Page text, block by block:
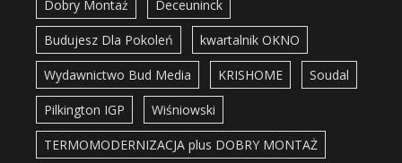
Dobry Montaż Deceuninck
Budujesz Dla Pokoleń kwartalnik OKNO
Wydawnictwo Bud Media KRISHOME Soudal
Pilkington IGP Wiśniowski
TERMOMODERNIZACJA plus DOBRY MONTAŻ